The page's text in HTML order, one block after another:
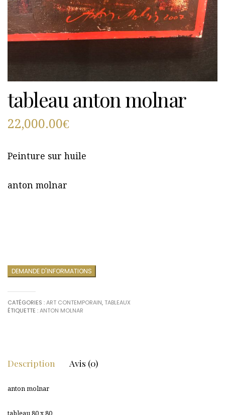
tableau anton molnar
22,000.00€
Peinture sur huile
anton molnar
DEMANDE D'INFORMATIONS
CATÉGORIES :ART CONTEMPORAIN, TABLEAUX
ÉTIQUETTE :ANTON MOLNAR
Description Avis (0)
anton molnar
tableau 80 x 80